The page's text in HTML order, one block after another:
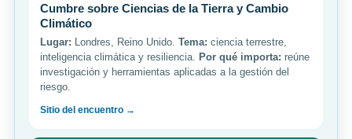
Cumbre sobre Ciencias de la Tierra y Cambio
Climático
Lugar: Londres, Reino Unido. Tema: ciencia terrestre,
inteligencia climática y resiliencia.
Por qué importa: reúne
investigación y herramientas aplicadas a la gestión del
riesgo.
Sitio del encuentro →